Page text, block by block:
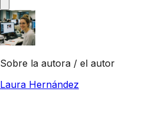
Sobre la autora / el autor
Laura Hernández